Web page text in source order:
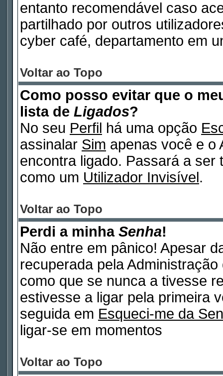
entanto recomendável caso
partilhado por outros
cyber café, departamento em
Voltar ao Topo
Como posso evitar que o
lista de Ligados?
No seu Perfil há uma opção
assinalar Sim apenas você e o
encontra ligado. Passará a ser
como um Utilizador Invisível.
Voltar ao Topo
Perdi a minha Senha!
Não entre em pânico! Apesar
recuperada pela
como que se nunca a tivesse
estivesse a ligar pela primeira
seguida em Esqueci-me da
ligar-se em momentos
Voltar ao Topo